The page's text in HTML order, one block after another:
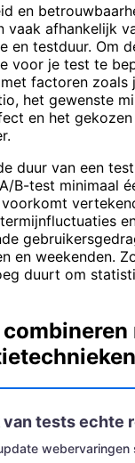
en
vaak afhankelijk
en testduur. Om
voor je test te
factoren zoals
het gewenste
en het gekozen
duur van een
B-test minimaal
en weekenden.
duurt om
van tests echte
webervaringen